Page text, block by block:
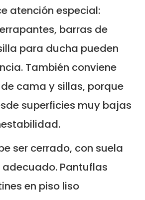
atención especial:
barras de
para ducha pueden
También conviene
cama y sillas, porque
superficies muy bajas
ser cerrado, con suela
Pantuflas
en piso liso